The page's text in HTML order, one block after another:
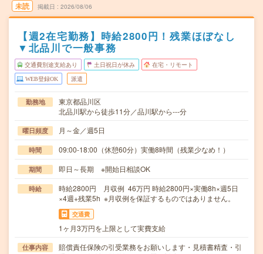
未読 掲載日 2026/08/06
【週2在宅勤務】時給2800円！残業ほぼなし
▼北品川で一般事務
交通費別途支給あり 土日祝日が休み 在宅・リモート
WEB登録OK 派遣
勤務地
東京都品川区
北品川駅から徒歩11分／品川駅から---分
曜日頻度 月～金／週5日
時間 09:00-18:00（休憩60分）実働8時間（残業少なめ！）
期間 即日～長期 ※開始日相談OK
時給
時給2800円 月収例 46万円 時給2800円×実働8h×週5日
×4週+残業5h ※月収例を保証するものではありません。
交通費
1ヶ月3万円を上限として実費支給
仕事内容
賠償責任保険の引受業務をお願いします・見積書精査・引